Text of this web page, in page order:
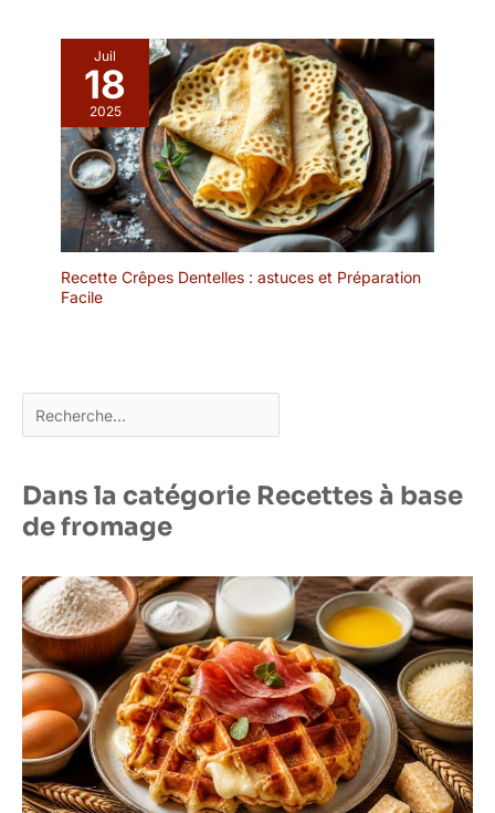
authentique qui captive
l'attention de vos invités
et clients.
Juil
18
2025
Recette Crêpes Dentelles : astuces et Préparation
Facile
Rechercher
Dans la catégorie Recettes à base
de fromage